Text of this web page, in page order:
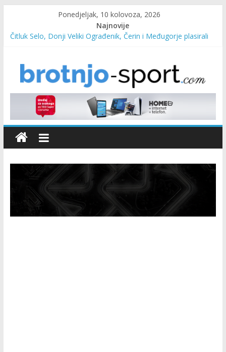
Ponedjeljak, 10 kolovoza, 2026
Najnovije
Čitluk Selo, Donji Veliki Ograđenik, Čerin i Međugorje plasirali
Marin Čilić napredovao na ATP ljestvici
Poznati polufinalisti MNL MZ općine Čitluk – Brotnjo 2026.
Predsjednica Vlade Marija Buhač, ministar Ivo Bevanda i
načelnik Marin Radišić čestitali organizatoricama na realizaciji
sportsko edukativnog kampa “Izlazi vani”